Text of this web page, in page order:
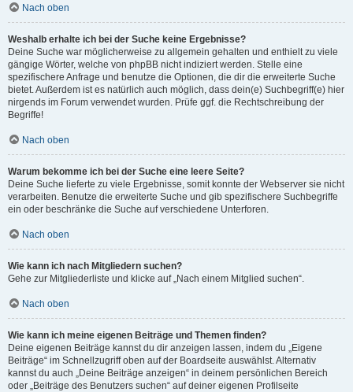
Nach oben
Weshalb erhalte ich bei der Suche keine Ergebnisse?
Deine Suche war möglicherweise zu allgemein gehalten und enthielt zu viele
gängige Wörter, welche von phpBB nicht indiziert werden. Stelle eine
spezifischere Anfrage und benutze die Optionen, die dir die erweiterte Suche
bietet. Außerdem ist es natürlich auch möglich, dass dein(e) Suchbegriff(e) hier
nirgends im Forum verwendet wurden. Prüfe ggf. die Rechtschreibung der
Begriffe!
Nach oben
Warum bekomme ich bei der Suche eine leere Seite?
Deine Suche lieferte zu viele Ergebnisse, somit konnte der Webserver sie nicht
verarbeiten. Benutze die erweiterte Suche und gib spezifischere Suchbegriffe
ein oder beschränke die Suche auf verschiedene Unterforen.
Nach oben
Wie kann ich nach Mitgliedern suchen?
Gehe zur Mitgliederliste und klicke auf „Nach einem Mitglied suchen“.
Nach oben
Wie kann ich meine eigenen Beiträge und Themen finden?
Deine eigenen Beiträge kannst du dir anzeigen lassen, indem du „Eigene
Beiträge“ im Schnellzugriff oben auf der Boardseite auswählst. Alternativ
kannst du auch „Deine Beiträge anzeigen“ in deinem persönlichen Bereich
oder „Beiträge des Benutzers suchen“ auf deiner eigenen Profilseite